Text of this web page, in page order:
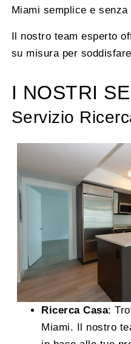
Miami semplice e
Il nostro team esperto
su misura per
I NOSTRI
Servizio
Ricerca Casa:
Miami. Il nostro